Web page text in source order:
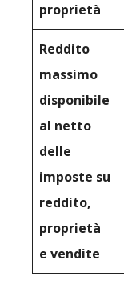
proprietà
Reddito
massimo
disponibile
al netto
delle
imposte su
reddito,
proprietà
e vendite